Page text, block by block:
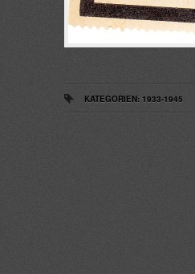
KATEGORIEN: 1933-1945